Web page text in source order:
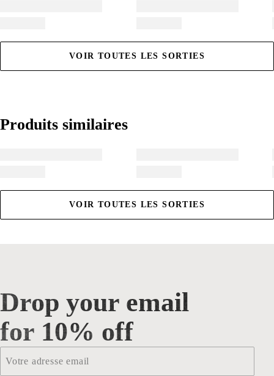
VOIR TOUTES LES SORTIES
Produits similaires
Produits similaires
VOIR TOUTES LES SORTIES
Drop your email for 10% off
Drop your email
for 10% off